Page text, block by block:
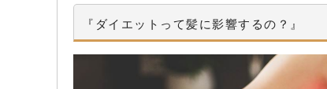
『ダイエットって髪に影響するの？』